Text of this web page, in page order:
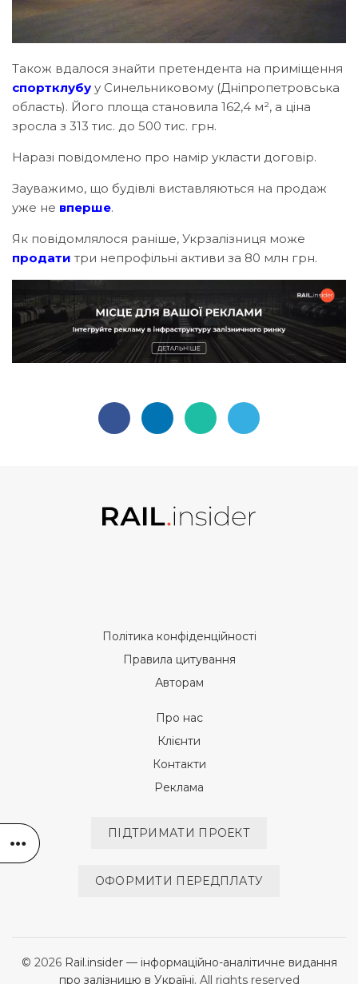
Також вдалося знайти претендента на приміщення
спортклубу у Синельниковому (Дніпропетровська
область). Його площа становила 162,4 м², а ціна
зросла з 313 тис. до 500 тис. грн.
Наразі повідомлено про намір укласти договір.
Зауважимо, що будівлі виставляються на продаж
уже не вперше.
Як повідомлялося раніше, Укрзалізниця може
продати три непрофільні активи за 80 млн грн.
Політика конфіденційності
Правила цитування
Авторам
Про нас
Клієнти
Контакти
Реклама
ПІДТРИМАТИ ПРОЕКТ
ОФОРМИТИ ПЕРЕДПЛАТУ
© 2026 Rail.insider — інформаційно-аналітичне видання
про залізницю в Україні. All rights reserved